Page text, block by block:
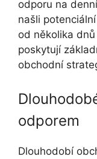
odporu na
našli
od několika
poskytují
obchodní
odporem
Dlouhodobí